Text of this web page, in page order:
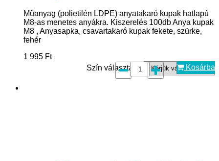
Műanyag (polietilén LDPE) anyatakaró kupak hatlapú
M8-as menetes anyákra. Kiszerelés 100db Anya kupak
M8 , Anyasapka, csavartakaró kupak fekete, szürke,
fehér
1 995 Ft
Szín választás*:
Kosárba